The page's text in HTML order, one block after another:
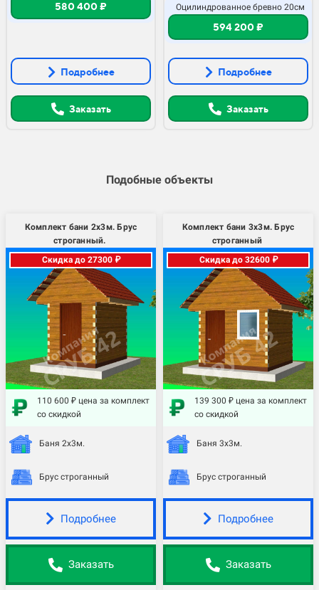
580 400 ₽
Подробнее
Заказать
Оцилиндрованное бревно 20см
594 200 ₽
Подробнее
Заказать
Подобные объекты
Комплект бани 2х3м. Брус
строганный.
Скидка до 27300 ₽
110 600 ₽ цена за комплект
со скидкой
Баня 2х3м.
Брус строганный
Подробнее
Заказать
Комплект бани 3х3м. Брус
строганный
Скидка до 32600 ₽
139 300 ₽ цена за комплект
со скидкой
Баня 3х3м.
Брус строганный
Подробнее
Заказать